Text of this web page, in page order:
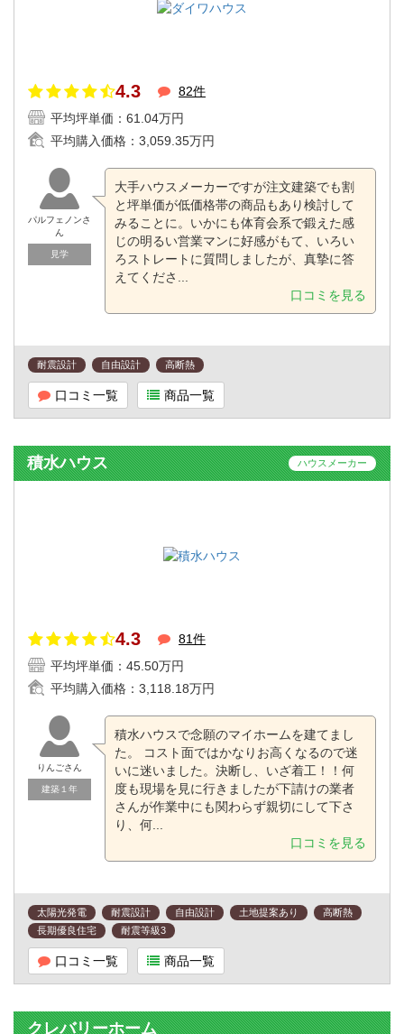
4.3
82件
平均坪単価： 61.04万円
平均購入価格： 3,059.35万円
パルフェノンさ
ん
見学
大手ハウスメーカーですが注文建築でも割
と坪単価が低価格帯の商品もあり検討して
みることに。いかにも体育会系で鍛えた感
じの明るい営業マンに好感がもて、いろい
ろストレートに質問しましたが、真摯に答
えてくださ...
口コミを見る
耐震設計 自由設計 高断熱
口コミ一覧 商品一覧
積水ハウス ハウスメーカー
4.3
81件
平均坪単価： 45.50万円
平均購入価格： 3,118.18万円
りんごさん
建築１年
積水ハウスで念願のマイホームを建てまし
た。 コスト面ではかなりお高くなるので迷
いに迷いました。決断し、いざ着工！！何
度も現場を見に行きましたが下請けの業者
さんが作業中にも関わらず親切にして下さ
り、何...
口コミを見る
太陽光発電 耐震設計 自由設計 土地提案あり
高断熱
長期優良住宅
耐震等級3
口コミ一覧 商品一覧
クレバリーホーム